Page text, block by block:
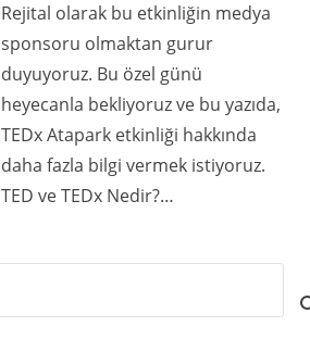
Rejital olarak bu etkinliğin medya
sponsoru olmaktan gurur
duyuyoruz. Bu özel günü
heyecanla bekliyoruz ve bu yazıda,
TEDx Atapark etkinliği hakkında
daha fazla bilgi vermek istiyoruz.
TED ve TEDx Nedir?…